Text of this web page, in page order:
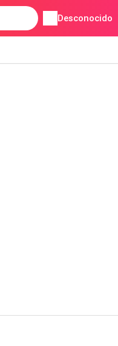
Desconocido